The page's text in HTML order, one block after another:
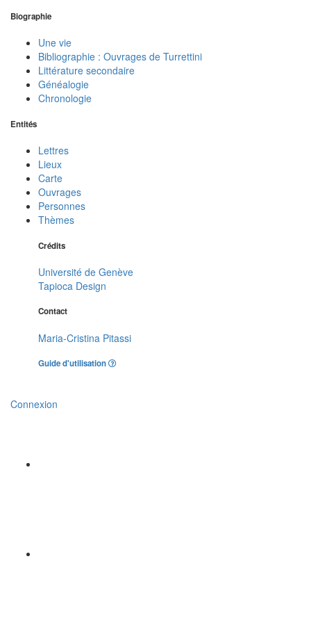
Biographie
Une vie
Bibliographie : Ouvrages de Turrettini
Littérature secondaire
Généalogie
Chronologie
Entités
Lettres
Lieux
Carte
Ouvrages
Personnes
Thèmes
Crédits
Université de Genève
Tapioca Design
Contact
Maria-Cristina Pitassi
Guide d'utilisation
Connexion